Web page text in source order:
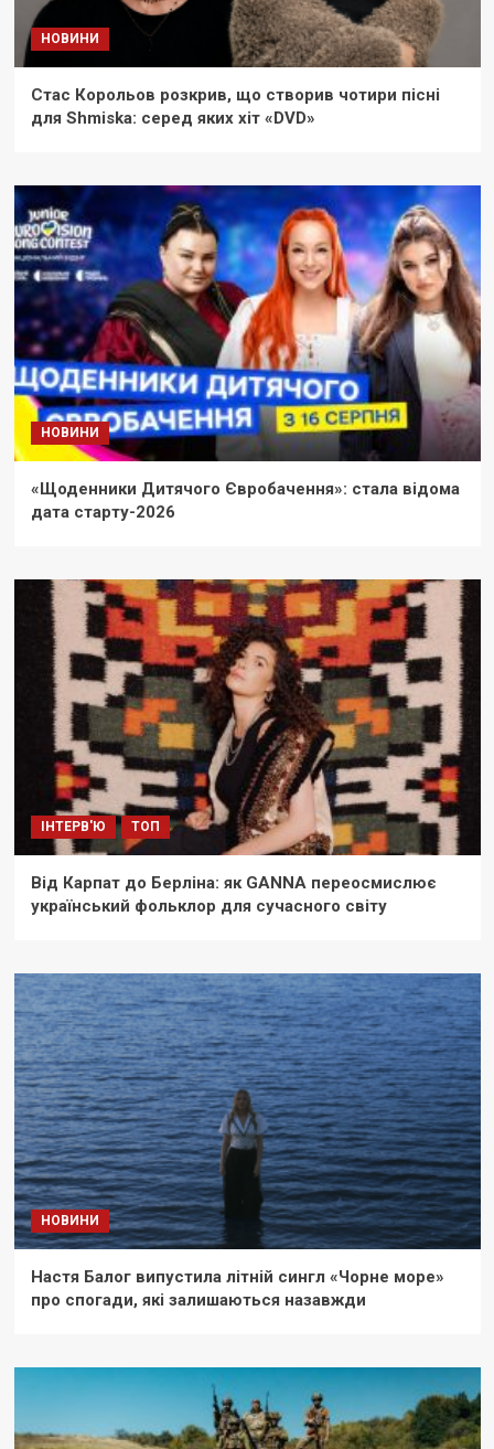
НОВИНИ
Стас Корольов розкрив, що створив чотири пісні
для Shmiska: серед яких хіт «DVD»
НОВИНИ
«Щоденники Дитячого Євробачення»: стала відома
дата старту-2026
ІНТЕРВ'Ю ТОП
Від Карпат до Берліна: як GANNA переосмислює
український фольклор для сучасного світу
НОВИНИ
Настя Балог випустила літній сингл «Чорне море»
про спогади, які залишаються назавжди